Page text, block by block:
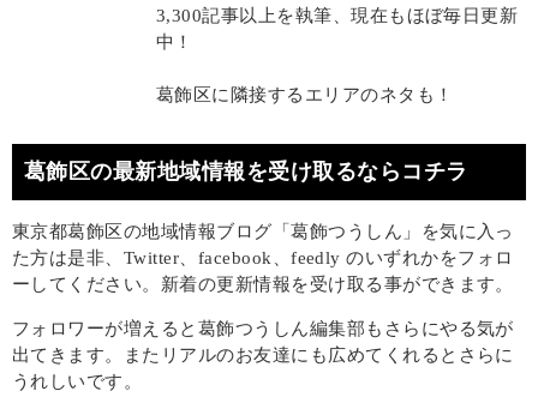
3,300記事以上を執筆、現在もほぼ毎日更新
中！
葛飾区に隣接するエリアのネタも！
葛飾区の最新地域情報を受け取るならコチラ
東京都葛飾区の地域情報ブログ「葛飾つうしん」を気に入っ
た方は是非、Twitter、facebook、feedly のいずれかをフォロ
ーしてください。新着の更新情報を受け取る事ができます。
フォロワーが増えると葛飾つうしん編集部もさらにやる気が
出てきます。またリアルのお友達にも広めてくれるとさらに
うれしいです。